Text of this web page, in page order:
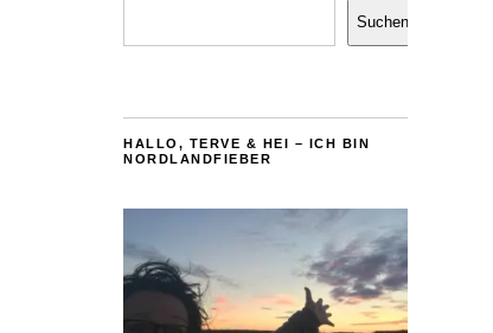
Suchen
HALLO, TERVE & HEI – ICH BIN
NORDLANDFIEBER